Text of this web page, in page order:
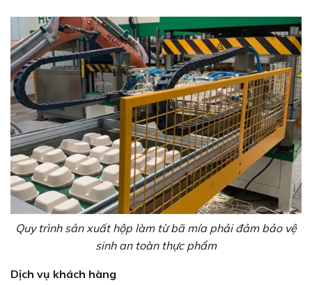
Quy trình sản xuất hộp làm từ bã mía phải đảm bảo vệ
sinh an toàn thực phẩm
Dịch vụ khách hàng